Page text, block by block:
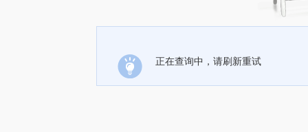
正在查询中，请刷新重试